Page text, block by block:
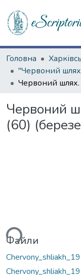
Головна
Червоний
(60)
Файли